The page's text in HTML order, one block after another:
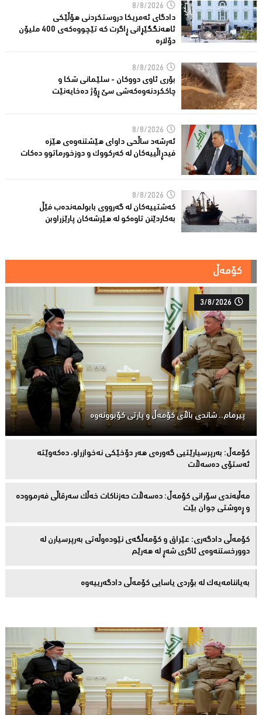
8/8/2026
دادگای ئەمریكا دروستكردنی هۆڵێكی
ئاهەنگگێڕانی ڕاگرت كە تێچووەكەی 400 ملیۆن
دۆلارە
8/8/2026
بۆری ئاوی دووکان - سلێمانی شکا و
چاککردنەوەکەشى سێ ڕۆژ دەخایەنێت
8/8/2026
ئەرشەد ساڵحی داواى هێشتنەوەى هێزە
فیدڕاڵییەکان لە كەركووك و دوزخورماتوو دەکات
8/8/2026
کەشتییەکان لە گەرووى بابولمەندەب فێڵ
بەکاردێنن تاوەکو لە هێرشەکان پارێزراوبن
کۆمەڵ
3/8/2026
پیرمام.. شاندی باڵای كۆمه‌ڵ و پارتی كۆبوونه‌وه‌
كۆمەڵ: بەرپرسیارێتیی گەورەی هەر دۆخێکی نەخوازراو، دەكەوێتە
ئەستۆی دەسەڵات
مەڵبەندى سۆرانى کۆمەڵ: دەسەڵات حەزناکات خەڵک سەرقاڵى فەرموودە
و ڕەوشتى جوان بێت
کۆمەڵى دادگەرى: عێراق و كۆمەڵگەی نێودەوڵەتی بەرپرسیارن لە
دوورخستنەوەى ئاگری شەڕ لە هەرێم
بەیاننامەیەک لە بۆردی یاسایی کۆمەڵی دادگەرییەوە